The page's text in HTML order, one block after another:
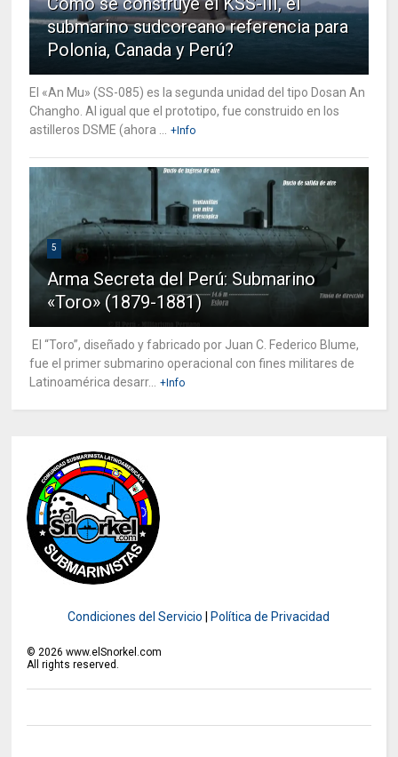
submarino sudcoreano referencia para
Polonia, Canada y Perú?
El «An Mu» (SS-085) es la segunda unidad del tipo Dosan An
Changho. Al igual que el prototipo, fue construido en los
astilleros DSME (ahora ...
+Info
5
Arma Secreta del Perú: Submarino
«Toro» (1879-1881)
El “Toro”, diseñado y fabricado por Juan C. Federico Blume,
fue el primer submarino operacional con fines militares de
Latinoamérica desarr...
+Info
Condiciones del Servicio Política de Privacidad
© 2026 www.elSnorkel.com
All rights reserved.